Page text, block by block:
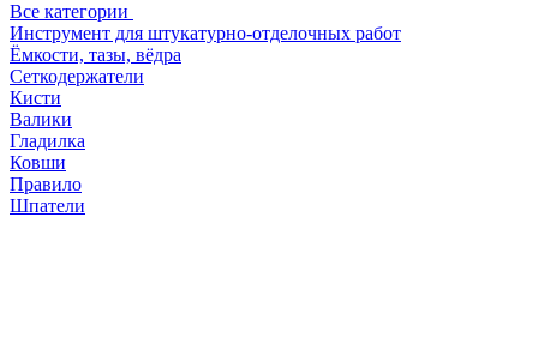
Все категории
Инструмент для штукатурно-отделочных работ
Ёмкости, тазы, вёдра
Сеткодержатели
Кисти
Валики
Гладилка
Ковши
Правило
Шпатели